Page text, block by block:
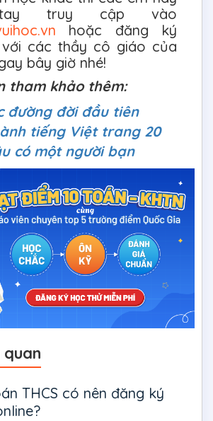
tay truy cập vào
hoặc đăng ký
các thầy cô giáo của
bây giờ nhé!
tham khảo thêm:
đường đời đầu tiên
tiếng Việt trang 20
có một người bạn
THCS có nên đăng ký